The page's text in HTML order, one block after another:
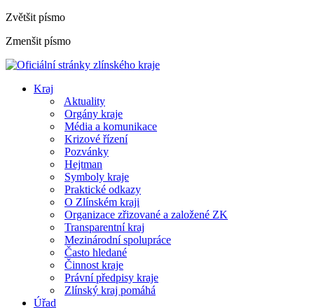
Zvětšit písmo
Zmenšit písmo
Kraj
Aktuality
Orgány kraje
Média a komunikace
Krizové řízení
Pozvánky
Hejtman
Symboly kraje
Praktické odkazy
O Zlínském kraji
Organizace zřizované a založené ZK
Transparentní kraj
Mezinárodní spolupráce
Často hledané
Činnost kraje
Právní předpisy kraje
Zlínský kraj pomáhá
Úřad